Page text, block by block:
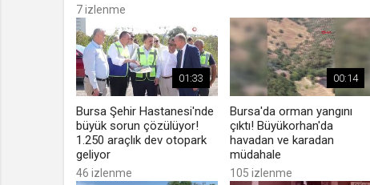
7 izlenme
01:33
Bursa Şehir Hastanesi'nde
büyük sorun çözülüyor!
1.250 araçlık dev otopark
geliyor
46 izlenme
00:14
Bursa'da orman yangını
çıktı! Büyükorhan'da
havadan ve karadan
müdahale
105 izlenme